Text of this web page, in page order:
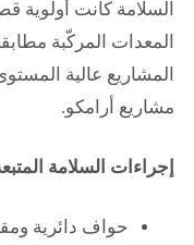
السلامة كانت
المعدات المركّبة
المشاريع عالية
مشاريع أرامكو.
إجراءات السلامة
حواف دائرية